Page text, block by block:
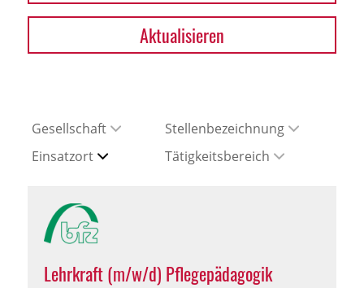
Aktualisieren
Gesellschaft
Stellenbezeichnung
Einsatzort
Tätigkeitsbereich
Lehrkraft (m/w/d) Pflegepädagogik